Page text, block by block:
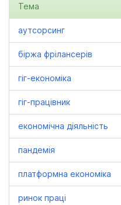
Тема
аутсорсинг
біржа фрілансерів
гіг-економіка
гіг-працівник
економічна діяльність
пандемія
платформна економіка
ринок праці